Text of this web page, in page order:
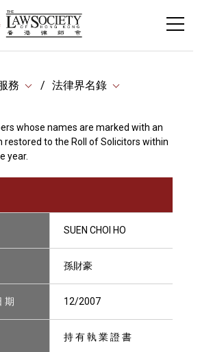
務 法律界名錄
whose names are marked with an
restored to the Roll of Solicitors within
year.
SUEN CHOI HO
孫財豪
期 12/2007
持 有 執 業 證 書